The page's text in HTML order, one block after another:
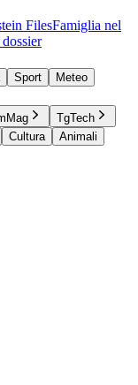
FilesFamiglia nel
Sport
Meteo
TgTech
Cultura
Animali